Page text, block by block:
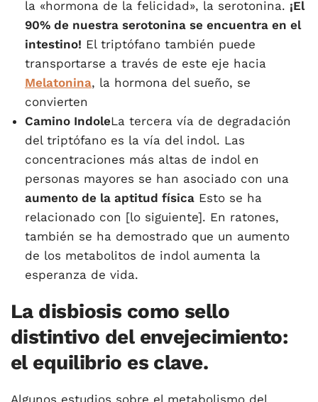
la «hormona de la felicidad», la serotonina. ¡El
90% de nuestra serotonina se encuentra en el
intestino! El triptófano también puede
transportarse a través de este eje hacia
Melatonina, la hormona del sueño, se
convierten
Camino IndoleLa tercera vía de degradación
del triptófano es la vía del indol. Las
concentraciones más altas de indol en
personas mayores se han asociado con una
aumento de la aptitud física Esto se ha
relacionado con [lo siguiente]. En ratones,
también se ha demostrado que un aumento
de los metabolitos de indol aumenta la
esperanza de vida.
La disbiosis como sello
distintivo del envejecimiento:
el equilibrio es clave.
Algunos estudios sobre el metabolismo del